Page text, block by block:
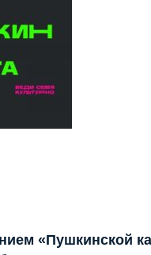
«Пушкинской